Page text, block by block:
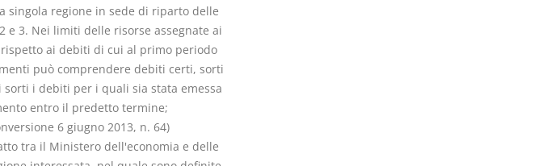
singola regione in sede di riparto delle
e 3. Nei limiti delle risorse assegnate ai
ai debiti di cui al primo periodo
può comprendere debiti certi, sorti
i debiti per i quali sia stata emessa
entro il predetto termine;
6 giugno 2013, n. 64)
tra il Ministero dell'economia e delle